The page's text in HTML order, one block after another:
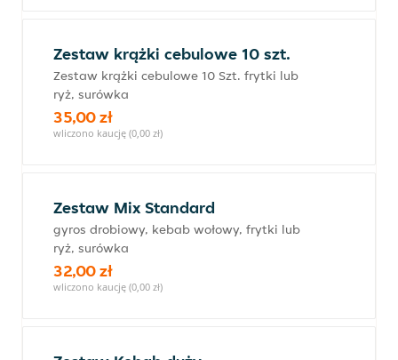
Zestaw krążki cebulowe 10 szt.
Zestaw krążki cebulowe 10 Szt. frytki lub
ryż, surówka
35,00 zł
wliczono kaucję (0,00 zł)
Zestaw Mix Standard
gyros drobiowy, kebab wołowy, frytki lub
ryż, surówka
32,00 zł
wliczono kaucję (0,00 zł)